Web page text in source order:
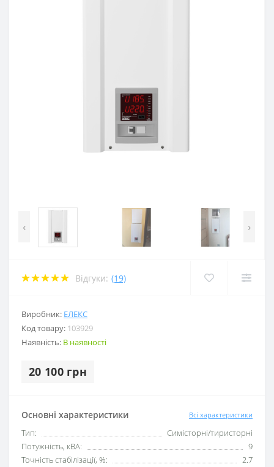
‹ ›
Відгуки: (19)
Виробник: ЕЛЕКС
Код товару: 103929
Наявність: В наявності
20 100 грн
Основні характеристики Всі характеристики
Тип:
Симісторні/тиристорні
Потужність, кВА:
9
Точність стабілізації, %:
2.7